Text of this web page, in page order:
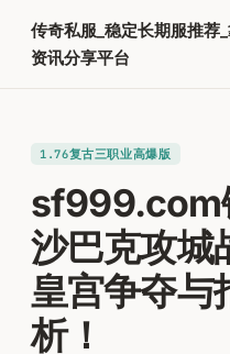
内
传奇私服_稳定长期服推荐
资讯分享平台
1.76复古三职业高爆版
sf999.com
沙巴克攻城
皇宫争夺与
析！